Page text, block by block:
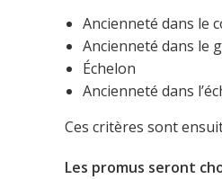
Ancienneté dans le
Ancienneté dans le
Échelon
Ancienneté dans
Ces critères sont
Les promus seront